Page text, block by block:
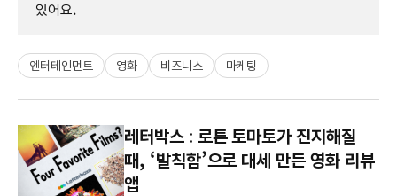
있어요.
엔터테인먼트 영화 비즈니스 마케팅
레터박스 : 로튼 토마토가 진지해질
때, ‘발칙함’으로 대세 만든 영화 리뷰
앱